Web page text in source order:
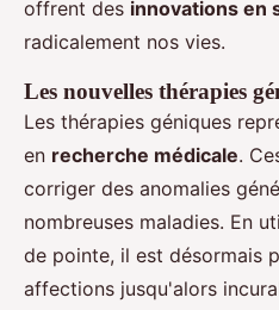
offrent des innovations en
radicalement nos vies.
Les nouvelles thérapies
Les thérapies géniques
en recherche médicale.
corriger des anomalies
nombreuses maladies. En
de pointe, il est désormais
affections jusqu'alors